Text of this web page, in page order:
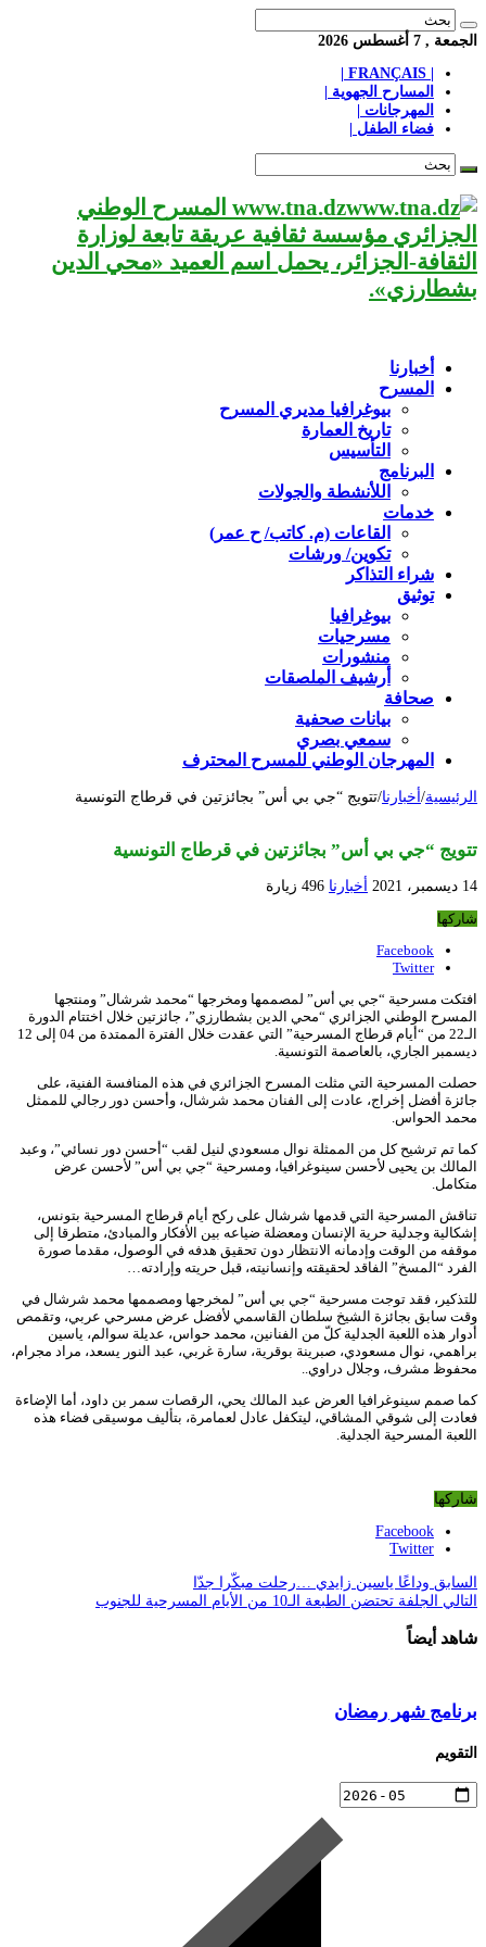
الجمعة , 7 أغسطس 2026
المسارح الجهوية |
المهرجانات |
فضاء الطفل |
www.tna.dz المسرح الوطني
الجزائري مؤسسة ثقافية عريقة تابعة لوزارة
الثقافة-الجزائر، يحمل اسم العميد «محي الدين
بشطارزي».
أخبارنا
المسرح
بيوغرافيا مديري المسرح
تاريخ العمارة
التأسيس
البرنامج
اللأنشطة والجولات
خدمات
القاعات (م. كاتب/ ح عمر)
تكوين/ ورشات
شراء التذاكر
توثيق
بيوغرافيا
مسرحيات
منشورات
أرشيف الملصقات
صحافة
بيانات صحفية
سمعي بصري
المهرجان الوطني للمسرح المحترف
الرئيسية/ أخبارنا/تتويج “جي بي أس” بجائزتين في قرطاج التونسية
تتويج “جي بي أس” بجائزتين في قرطاج التونسية
14 ديسمبر، 2021 أخبارنا 496 زيارة
شاركها
Facebook
Twitter
افتكت مسرحية “جي بي أس” لمصممها ومخرجها “محمد شرشال” ومنتجها
المسرح الوطني الجزائري “محي الدين بشطارزي”، جائزتين خلال اختتام الدورة
الـ22 من “أيام قرطاج المسرحية” التي عقدت خلال الفترة الممتدة من 04 إلى 12
ديسمبر الجاري، بالعاصمة التونسية.
حصلت المسرحية التي مثلت المسرح الجزائري في هذه المنافسة الفنية، على
جائزة أفضل إخراج، عادت إلى الفنان محمد شرشال، وأحسن دور رجالي للممثل
محمد الحواس.
كما تم ترشيح كل من الممثلة نوال مسعودي لنيل لقب “أحسن دور نسائي”، وعبد
المالك بن يحيى لأحسن سينوغرافيا، ومسرحية “جي بي أس” لأحسن عرض
متكامل.
تناقش المسرحية التي قدمها شرشال على ركح أيام قرطاج المسرحية بتونس،
إشكالية وجدلية حرية الإنسان ومعضلة ضياعه بين الأفكار والمبادئ، متطرقا إلى
موقفه من الوقت وإدمانه الانتظار دون تحقيق هدفه في الوصول، مقدما صورة
الفرد “المسخ” الفاقد لحقيقته وإنسانيته، قبل حريته وإرادته…
للتذكير، فقد توجت مسرحية “جي بي أس” لمخرجها ومصممها محمد شرشال في
وقت سابق بجائزة الشيخ سلطان القاسمي لأفضل عرض مسرحي عربي، وتقمص
أدوار هذه اللعبة الجدلية كلّ من الفنانين، محمد حواس، عديلة سوالم، ياسين
براهمي، نوال مسعودي، صبرينة بوقرية، سارة غربي، عبد النور يسعد، مراد مجرام،
محفوظ مشرف، وجلال دراوي..
كما صمم سينوغرافيا العرض عبد المالك يحي، الرقصات سمر بن داود، أما الإضاءة
فعادت إلى شوقي المشاقي، ليتكفل عادل لعمامرة، بتأليف موسيقى فضاء هذه
اللعبة المسرحية الجدلية.
شاركها
Facebook
Twitter
السابق وداعًا ياسين زايدي …رحلت مبكّرا جدّا
التالي الجلفة تحتضن الطبعة الـ10 من الأيام المسرحية للجنوب
شاهد أيضاً
برنامج شهر رمضان
التقويم